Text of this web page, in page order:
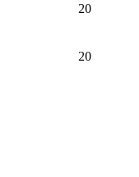
20
20